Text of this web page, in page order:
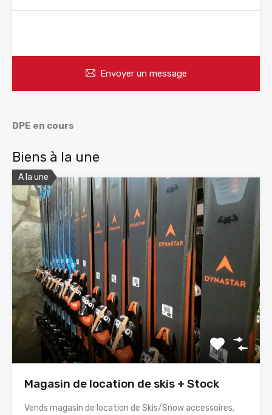
Envoyer un message
DPE en cours
Biens à la une
A la une
Magasin de location de skis + Stock
Vends magasin de location de Skis/Snow accessoires,